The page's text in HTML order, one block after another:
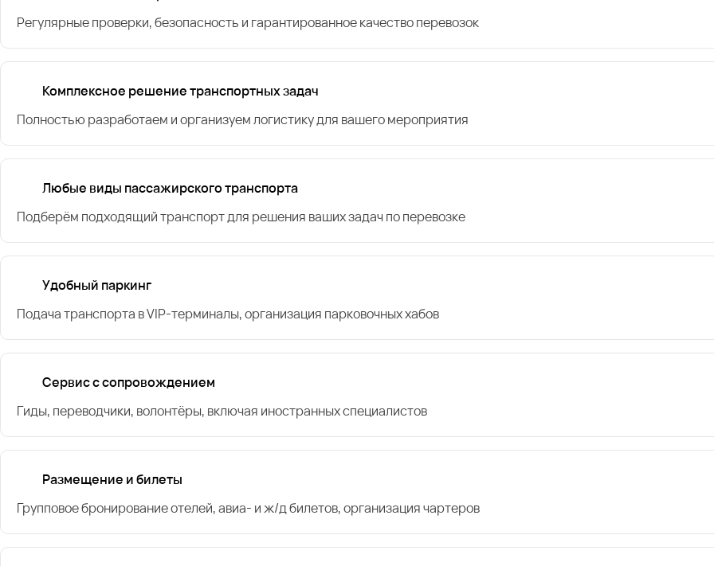
Регулярные проверки, безопасность и гарантированное качество перевозок
Комплексное решение транспортных задач
Полностью разработаем и организуем логистику для вашего мероприятия
Любые виды пассажирского транспорта
Подберём подходящий транспорт для решения ваших задач по перевозке
Удобный паркинг
Подача транспорта в VIP-терминалы, организация парковочных хабов
Сервис с сопровождением
Гиды, переводчики, волонтёры, включая иностранных специалистов
Размещение и билеты
Групповое бронирование отелей, авиа- и ж/д билетов, организация чартеров